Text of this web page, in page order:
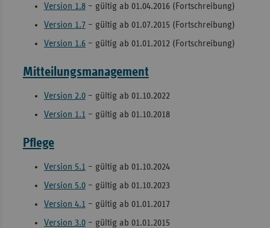
Version 1.8– gültig ab 01.04.2016 (Fortschreibung)
Version 1.7– gültig ab 01.07.2015 (Fortschreibung)
Version 1.6– gültig ab 01.01.2012 (Fortschreibung)
Mitteilungsmanagement
Version 2.0– gültig ab 01.10.2022
Version 1.1 – gültig ab 01.10.2018
Pflege
Version 5.1 – gültig ab 01.10.2024
Version 5.0– gültig ab 01.10.2023
Version 4.1 – gültig ab 01.01.2017
Version 3.0– gültig ab 01.01.2015